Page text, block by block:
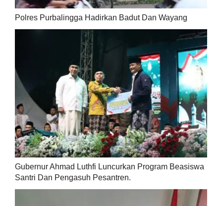
Polres Purbalingga Hadirkan Badut Dan Wayang
Gubernur Ahmad Luthfi Luncurkan Program Beasiswa
Santri Dan Pengasuh Pesantren.